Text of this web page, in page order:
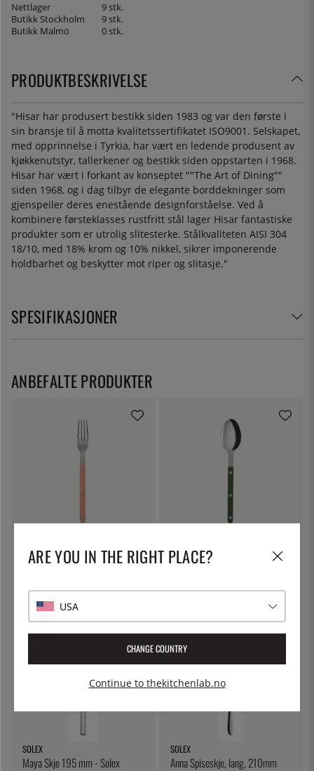
Nettlager
9 stk.
Butikk Stockholm
9 stk.
Butikk Malmö
0 stk.
PRODUKTBESKRIVELSE
"Hisar har produsert bestikk siden 1983 og var den første i
sin bransje til å motta kvalitetssertifikatet ISO9001. Selskapet,
med opprinnelse i Tyrkia, har vært en ledende produsent av
kjøkkenutstyr, tallerkener og bestikk siden oppstarten i 1968.
Hisar har vært i forkant av konseptet ""The Art of Dining""
siden 1968, og i dag tilbyr de elegante borddekninger som
gjenspeiler deres enestående designforståelse. Ved å
kombinere førsteklasses rustfritt stål lager Hisar fantastiske
produkter som er utrolig slitesterke. Stålkvaliteten AISI 304
18/10, med 18% krom og 10% nikkel, sikrer imponerende
holdbarhet og beskytter mot riper og slitasje."
SPESIFIKASJONER
Bordgafler, Bistrot, Nude Pink -
Sabre Paris
120 kr
Spiseskje, Bistrot, Green - Sabre
Paris
120 kr
SOLEX
Maya Skje 195 mm - Solex
SOLEX
Anna Spiseskje, lang, 210mm
ANBEFALTE PRODUKTER
ARE YOU IN THE RIGHT PLACE?
USA
CHANGE COUNTRY
Continue to thekitchenlab.no